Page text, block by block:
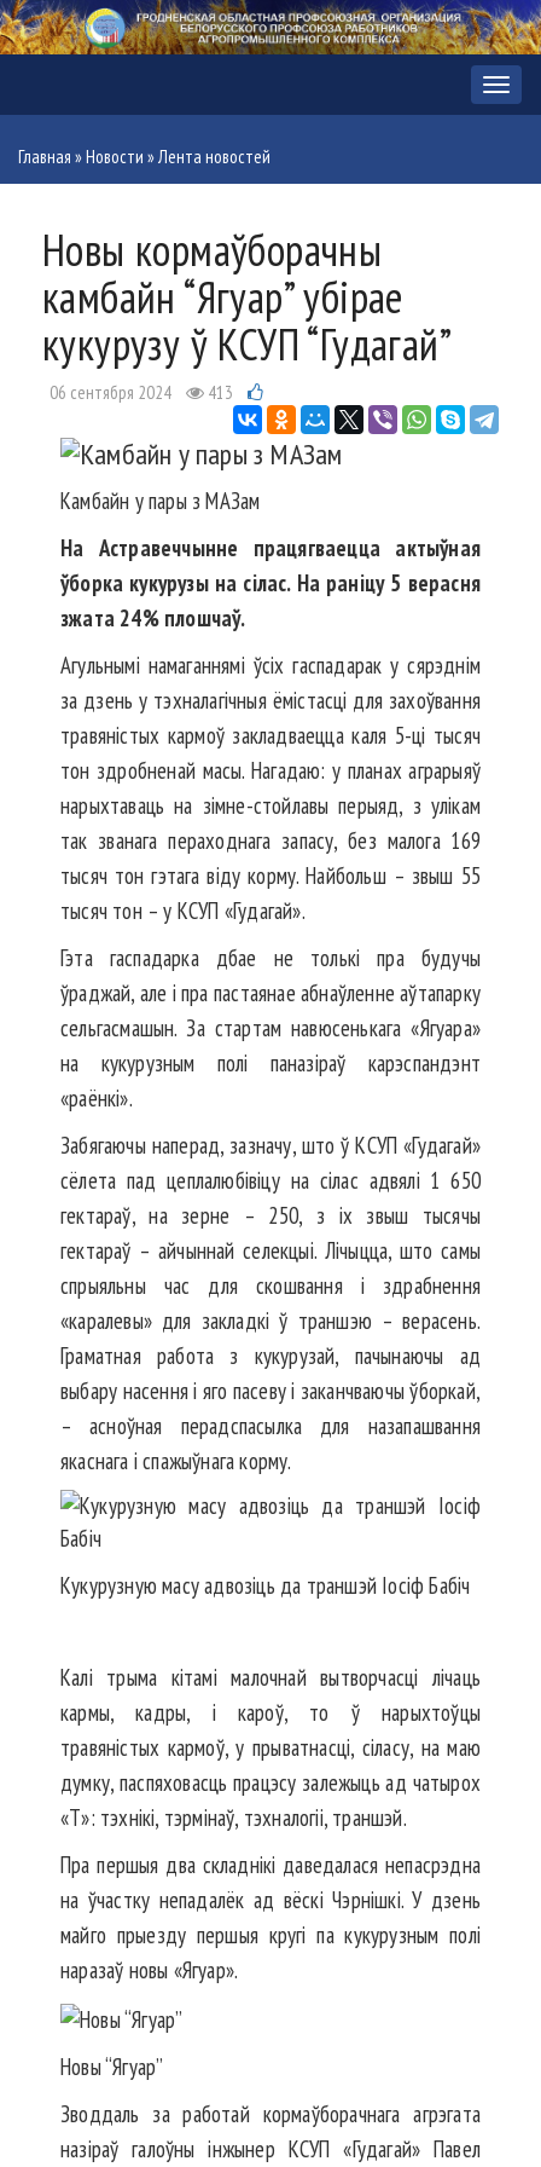
Меню
Главная »Новости »Лента новостей
Новы кормаўборачны
камбайн “Ягуар” убірае
кукурузу ў КСУП “Гудагай”
06 сентября 2024 413
Камбайн у пары з МАЗам
На Астравеччынне працягваецца актыўная
ўборка кукурузы на сілас. На раніцу 5 верасня
зжата 24% плошчаў.
Агульнымі намаганнямі ўсіх гаспадарак у сярэднім
за дзень у тэхналагічныя ёмістасці для захоўвання
травяністых кармоў закладваецца каля 5-ці тысяч
тон здробненай масы. Нагадаю: у планах аграрыяў
нарыхтаваць на зімне-стойлавы перыяд, з улікам
так званага пераходнага запасу, без малога 169
тысяч тон гэтага віду корму. Найбольш – звыш 55
тысяч тон – у КСУП «Гудагай».
Гэта гаспадарка дбае не толькі пра будучы
ўраджай, але і пра пастаянае абнаўленне аўтапарку
сельгасмашын. За стартам навюсенькага «Ягуара»
на кукурузным полі паназіраў карэспандэнт
«раёнкі».
Забягаючы наперад, зазначу, што ў КСУП «Гудагай»
сёлета пад цеплалюбівіцу на сілас адвялі 1 650
гектараў, на зерне – 250, з іх звыш тысячы
гектараў – айчыннай селекцыі. Лічыцца, што самы
спрыяльны час для скошвання і здрабнення
«каралевы» для закладкі ў траншэю – верасень.
Граматная работа з кукурузай, пачынаючы ад
выбару насення і яго пасеву і заканчваючы ўборкай,
– асноўная перадспасылка для назапашвання
якаснага і спажыўнага корму.
Кукурузную масу адвозіць да траншэй Іосіф Бабіч
Калі трыма кітамі малочнай вытворчасці лічаць
кармы, кад­ры, і кароў, то ў нарыхтоўцы
травяністых кармоў, у прыватнасці, сіласу, на маю
думку, паспяховасць працэсу залежыць ад чатырох
«Т»: тэхнікі, тэрмінаў, тэхналогіі, траншэй.
Пра першыя два складнікі даведалася непасрэдна
на ўчастку непадалёк ад вёскі Чэрнішкі. У дзень
майго прыезду першыя кругі па кукурузным полі
наразаў новы «Ягуар».
Новы “Ягуар”
Зводдаль за работай кормаўборачнага агрэгата
назіраў галоўны інжынер КСУП «Гудагай» Павел